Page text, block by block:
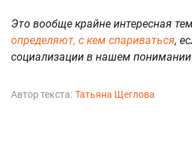
Это вообще крайне интересная
определяют, с кем спариваться,
социализации в нашем
Автор текста: Татьяна Щеглова